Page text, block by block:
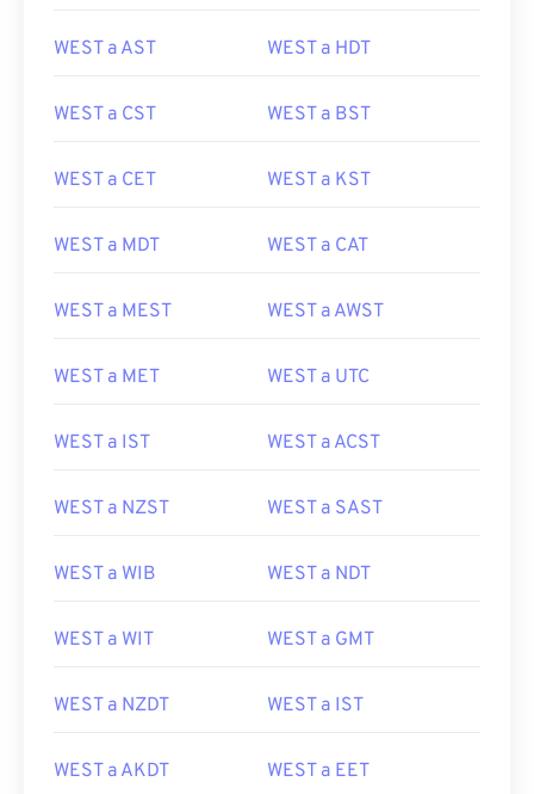
WEST a AST WEST a HDT
WEST a CST WEST a BST
WEST a CET WEST a KST
WEST a MDT WEST a CAT
WEST a MEST WEST a AWST
WEST a MET WEST a UTC
WEST a IST WEST a ACST
WEST a NZST WEST a SAST
WEST a WIB WEST a NDT
WEST a WIT WEST a GMT
WEST a NZDT WEST a IST
WEST a AKDT WEST a EET